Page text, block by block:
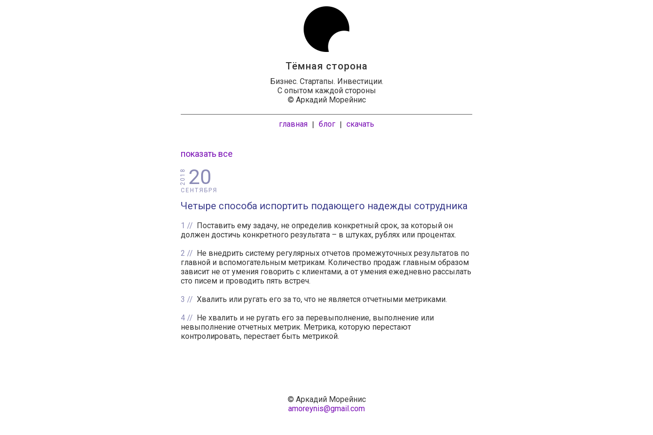
Тёмная сторона
Бизнес. Стартапы. Инвестиции.
С опытом каждой стороны
© Аркадий Морейнис
главная | блог | скачать
показать все
20
СЕНТЯБРЯ
2018
Четыре способа испортить подающего надежды сотрудника
1
Поставить ему задачу, не определив конкретный срок, за который он
должен достичь конкретного результата – в штуках, рублях или процентах.
2
Не внедрить систему регулярных отчетов промежуточных результатов по
главной и вспомогательным метрикам. Количество продаж главным образом
зависит не от умения говорить с клиентами, а от умения ежедневно рассылать
сто писем и проводить пять встреч.
3
Хвалить или ругать его за то, что не является отчетными метриками.
4
Не хвалить и не ругать его за перевыполнение, выполнение или
невыполнение отчетных метрик. Метрика, которую перестают
контролировать, перестает быть метрикой.
© Аркадий Морейнис
amoreynis@gmail.com